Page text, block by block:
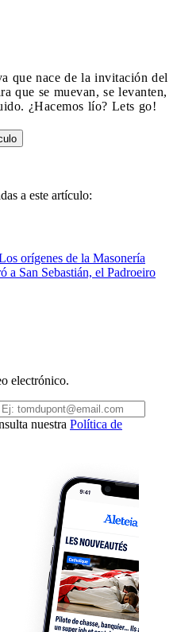
que nace de la invitación del
que se muevan, se levanten,
¿Hacemos lío? Lets go!
a este artículo:
orígenes de la Masonería
a San Sebastián, el Padroeiro
electrónico.
nuestra Política de